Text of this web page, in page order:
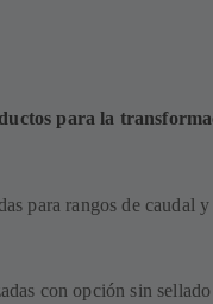
para la
para rangos de caudal y
con opción sin sellado